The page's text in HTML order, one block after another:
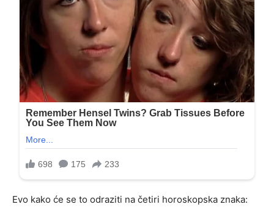
Evo kako će se to odraziti na četiri horoskopska znaka: